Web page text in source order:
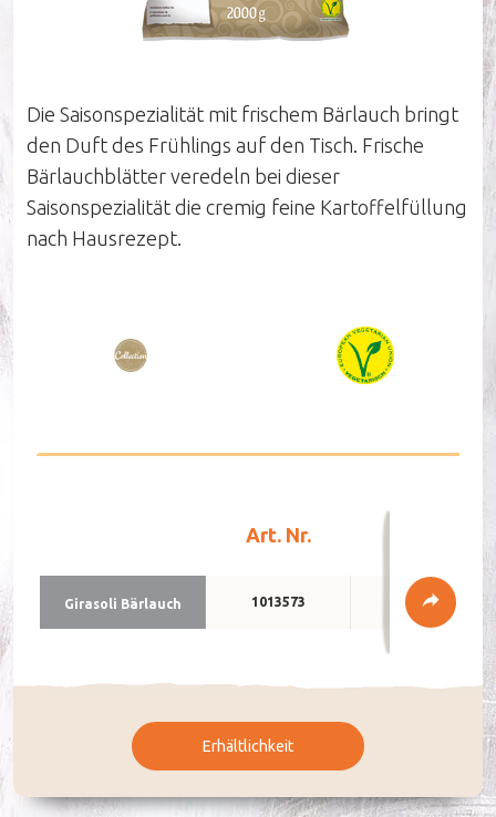
Nachhaltigkeit
Unsere Influencer
Arbeiten bei Pastinella
Unser Verkaufsteam
Die Saisonspezialität mit frischem Bärlauch bringt
den Duft des Frühlings auf den Tisch. Frische
Bärlauchblätter veredeln bei dieser
Saisonspezialität die cremig feine Kartoffelfüllung
nach Hausrezept.
Art. Nr.
Gi­ra­so­li Bär­lauch 1013573 2 x 2 kg
Erhältlichkeit